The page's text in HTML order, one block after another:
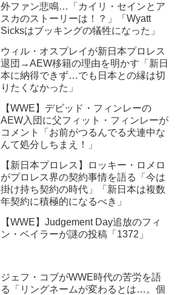
外ファン悲鳴…「カイリ・セインとア
スカのストーリーは！？」「Wyatt
Sicksはブッキングの犠牲になった」
ウィル・オスプレイが新日本プロレス
退団→AEW移籍の理由を明かす「新日
本に納得できず…でも日本との縁は切
りたくなかった」
【WWE】デビッド・フィンレーの
AEW入団に父フィット・フィンレーが
コメント「お前がつるんでる犬連中な
んて処分しちまえ！」
【新日本プロレス】ロッキー・ロメロ
がプロレス界の契約事情を語る「今は
掛け持ち契約の時代」「新日本は複数
年契約に積極的になるべき」
【WWE】Judgement Day追放のフィ
ン・ベイラーが謎の投稿「1372」
ジェフ・コブがWWE時代の苦労を語
る「リングネームが変わるとは…。個